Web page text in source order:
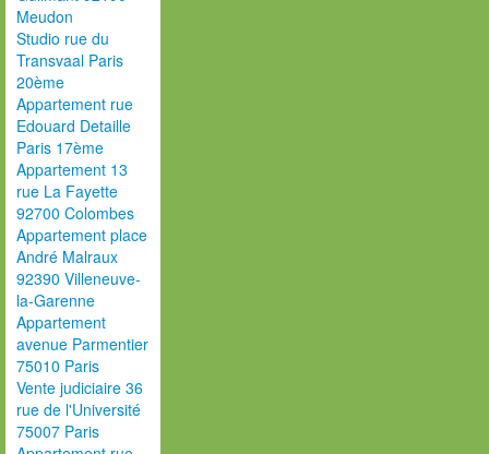
Meudon
Studio rue du
Transvaal Paris
20ème
Appartement rue
Edouard Detaille
Paris 17ème
Appartement 13
rue La Fayette
92700 Colombes
Appartement place
André Malraux
92390 Villeneuve-
la-Garenne
Appartement
avenue Parmentier
75010 Paris
Vente judiciaire 36
rue de l'Université
75007 Paris